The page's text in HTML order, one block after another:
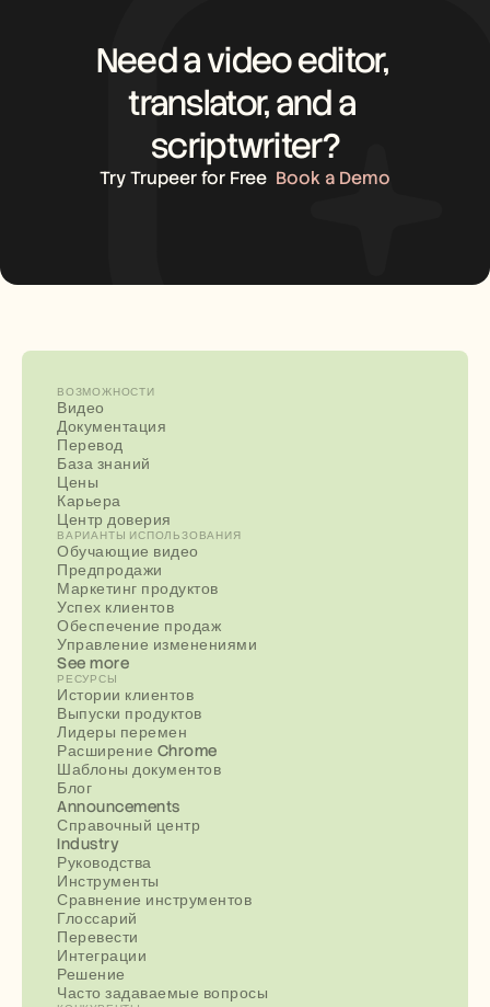
Need a video editor,
translator, and a
scriptwriter?
Try Trupeer for Free Book a Demo
ВОЗМОЖНОСТИ
Видео
Документация
Перевод
База знаний
Цены
Карьера
Центр доверия
ВАРИАНТЫ ИСПОЛЬЗОВАНИЯ
Обучающие видео
Предпродажи
Маркетинг продуктов
Успех клиентов
Обеспечение продаж
Управление изменениями
See more
РЕСУРСЫ
Истории клиентов
Выпуски продуктов
Лидеры перемен
Расширение Chrome
Шаблоны документов
Блог
Announcements
Справочный центр
Industry
Руководства
Инструменты
Сравнение инструментов
Глоссарий
Перевести
Интеграции
Решение
Часто задаваемые вопросы